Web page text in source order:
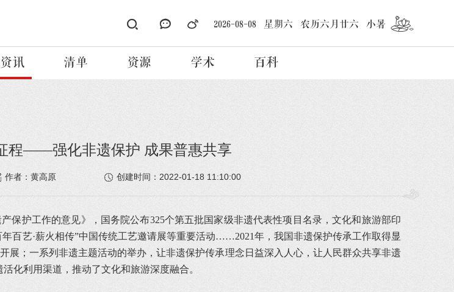
2026-08-08 星期六 农历六月廿六 小暑
资讯 清单 资源 学术 百科
程——强化非遗保护 成果普惠共享
作者：黄高原 创建时间： 2022-01-18 11:10:00
保护工作的意见》，国务院公布325个第五批国家级非遗代表性项目名录，文化和旅游部印
百艺·薪火相传”中国传统工艺邀请展等重要活动……2021年，我国非遗保护传承工作取得显
展；一系列非遗主题活动的举办，让非遗保护传承理念日益深入人心，让人民群众共享非遗
化利用渠道，推动了文化和旅游深度融合。